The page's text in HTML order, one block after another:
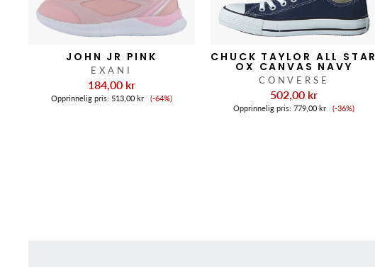
JOHN JR PINK
EXANI
184,00 kr
Opprinnelig pris: 513,00 kr Salgspris
(-64%)
CHUCK TAYLOR ALL STAR
OX CANVAS NAVY
CONVERSE
502,00 kr
Opprinnelig pris:779,00 kr Salgspris
(-36%)